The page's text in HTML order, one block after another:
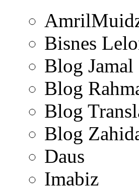
Bisnes
Blog Jamal
Blog
Blog
Blog
Daus
Imabiz